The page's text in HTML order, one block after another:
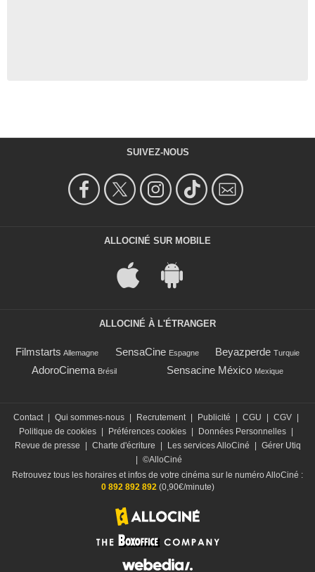
SUIVEZ-NOUS
ALLOCINÉ SUR MOBILE
ALLOCINÉ À L'ÉTRANGER
Filmstarts Allemagne SensaCine Espagne Beyazperde Turquie
AdoroCinema Brésil Sensacine México Mexique
Contact Qui sommes-nous Recrutement Publicité CGU CGV
Politique de cookies
Préférences cookies Données Personnelles
Revue de presse
Charte d'écriture Les services AlloCiné
Gérer Utiq
©AlloCiné
Retrouvez tous les horaires et infos de votre cinéma sur le numéro AlloCiné :
0 892 892 892(0,90€/minute)